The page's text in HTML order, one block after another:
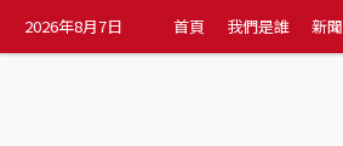
2026年8月7日 首頁 我們是誰 新聞